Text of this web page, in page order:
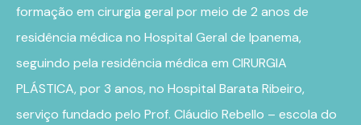
formação em cirurgia geral por meio de 2 anos de
residência médica no Hospital Geral de Ipanema,
seguindo pela residência médica em CIRURGIA
PLÁSTICA, por 3 anos, no Hospital Barata Ribeiro,
serviço fundado pelo Prof. Cláudio Rebello – escola do